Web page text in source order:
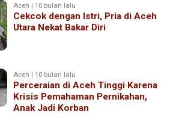
Aceh | 10 bulan lalu
Cekcok dengan Istri, Pria di Aceh
Utara Nekat Bakar Diri
Aceh | 10 bulan lalu
Perceraian di Aceh Tinggi Karena
Krisis Pemahaman Pernikahan,
Anak Jadi Korban